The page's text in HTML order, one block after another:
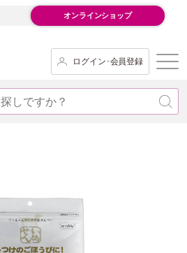
オンラインショップ
ログイン･会員登録